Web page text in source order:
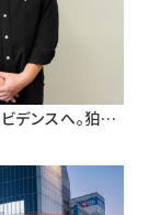
デンスへ。狛江